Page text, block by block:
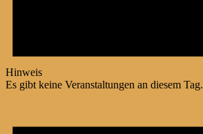
Hinweis
Es gibt keine Veranstaltungen an diesem Tag.